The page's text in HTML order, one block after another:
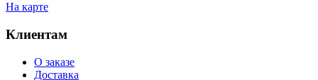
На карте
Клиентам
О заказе
Доставка